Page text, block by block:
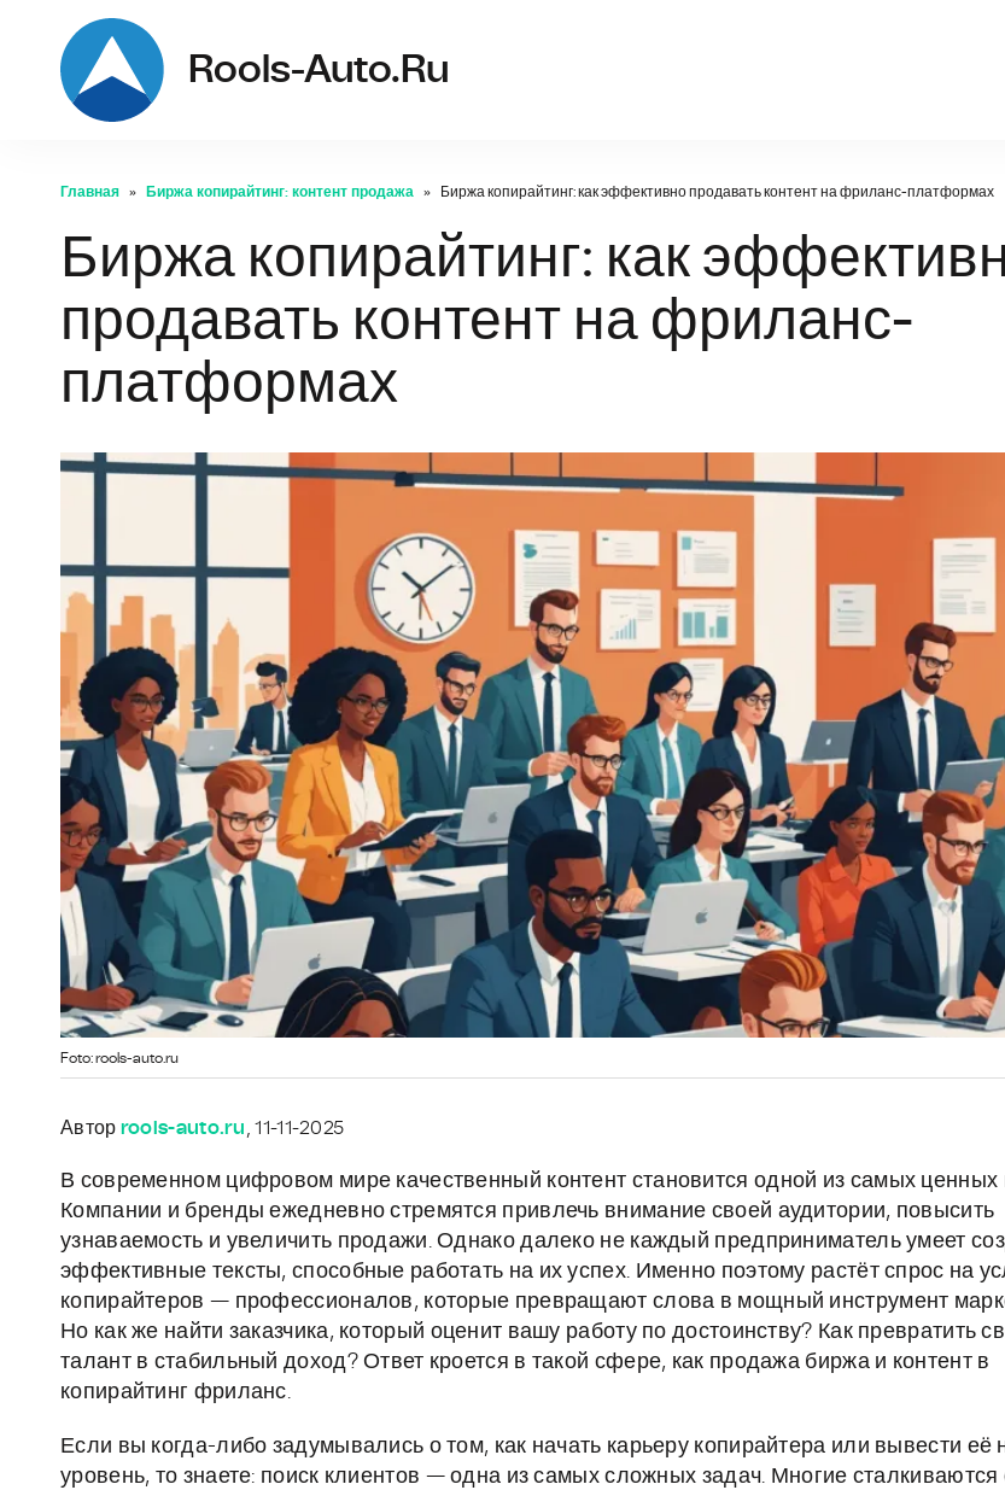
Rools-Auto.ru
Главная Биржа копирайтинг: контент продажа Биржа копирайтинг: как эффективно продавать контент на фриланс-платформах
Биржа копирайтинг: как
продавать контент на фриланс-
платформах
Foto: rools-auto.ru
Автор rools-auto.ru, 11-11-2025
В современном цифровом мире качественный контент становится одной из самых ценных
Компании и бренды ежедневно стремятся привлечь внимание своей аудитории, повысить
узнаваемость и увеличить продажи. Однако далеко не каждый предприниматель умеет
эффективные тексты, способные работать на их успех. Именно поэтому растёт спрос на
копирайтеров — профессионалов, которые превращают слова в мощный инструмент
Но как же найти заказчика, который оценит вашу работу по достоинству? Как превратить
талант в стабильный доход? Ответ кроется в такой сфере, как продажа биржа и контент в
копирайтинг фриланс.
Если вы когда-либо задумывались о том, как начать карьеру копирайтера или вывести её
уровень, то знаете: поиск клиентов — одна из самых сложных задач. Многие сталкиваются